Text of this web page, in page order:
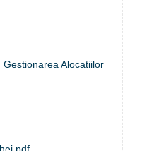
Alocatiilor